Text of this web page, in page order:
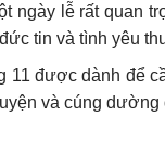
ngày lễ rất quan
tin và tình yêu
11 được dành để
và cúng